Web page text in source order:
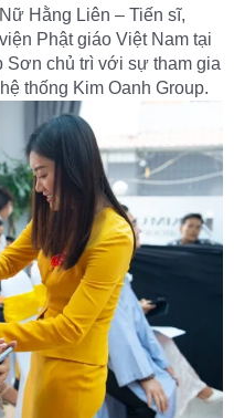
Hằng Liên – Tiến sĩ,
Phật giáo Việt Nam tại
Sơn chủ trì với sự tham gia
thống Kim Oanh Group.